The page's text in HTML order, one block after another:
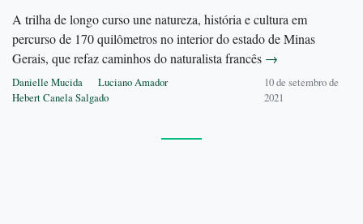
A trilha de longo curso une natureza, história e cultura em
percurso de 170 quilômetros no interior do estado de Minas
Gerais, que refaz caminhos do naturalista francês →
Danielle Mucida
Luciano Amador
Hebert Canela Salgado
10 de setembro de
2021